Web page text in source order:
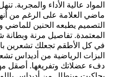
المواد عالية الأداء والمجربة.
ماضي العلامة على الرغم من
التصميم يطبعه الحنين للماضي
المعتمدة. تفاصيل مرنة وبطانة
في كل الأطقم تجعلك تشعرين
البزات الرياضية من أديداس
دفء عضلاتك وتفريغها. أصقل